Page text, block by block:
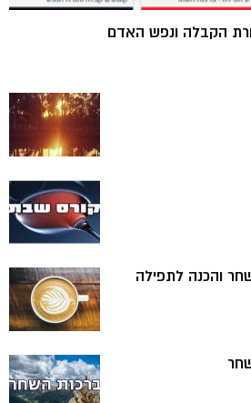
הקבלה ונפש האדם
והכנה לתפילה